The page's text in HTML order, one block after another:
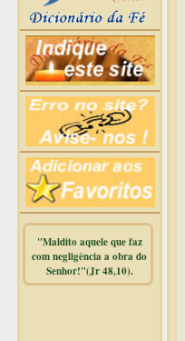
"Maldito aquele que faz
com negligência a obra do
Senhor!"(Jr 48,10).